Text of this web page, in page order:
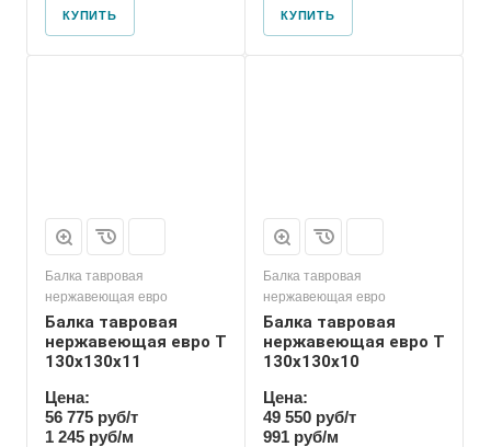
КУПИТЬ КУПИТЬ
Балка тавровая
нержавеющая евро
Балка тавровая
нержавеющая евро T
130х130х11
Цена:
56 775 руб/т
1 245 руб/м
Балка тавровая
нержавеющая евро
Балка тавровая
нержавеющая евро T
130х130х10
Цена:
49 550 руб/т
991 руб/м